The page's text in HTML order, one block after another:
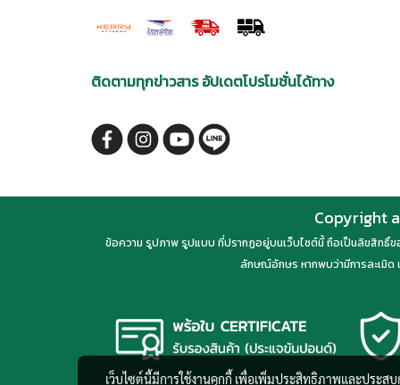
ติดตามทุกข่าวสาร อัปเดตโปรโมชั่นได้ทาง
Copyright
ข้อความ รูปภาพ รูปแบบ ที่ปรากฏอยู่บนเว็บไซต์นี้ ถือเป็นลิขสิทธิ์
ลักษณ์อักษร หากพบว่ามีการละเมิด
เว็บไซต์นี้มีการใช้งานคุกกี้ เพื่อเพิ่มประสิทธิภาพและประส